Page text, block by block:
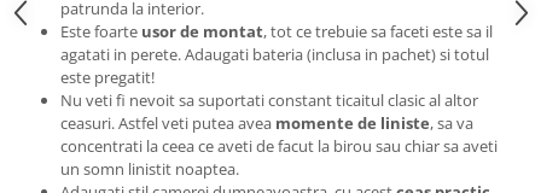
Tricouri enduro
Tricouri offroad
Tricouri biciclisti
Tricouri biciclisti
Tricouri biciclisti MTB
patrunda la interior.
Este foarte usor de montat, tot ce trebuie sa faceti este sa il
agatati in perete. Adaugati bateria (inclusa in pachet) si totul
este pregatit!
Nu veti fi nevoit sa suportati constant ticaitul clasic al altor
ceasuri. Astfel veti putea avea momente de liniste, sa va
concentrati la ceea ce aveti de facut la birou sau chiar sa aveti
un somn linistit noaptea.